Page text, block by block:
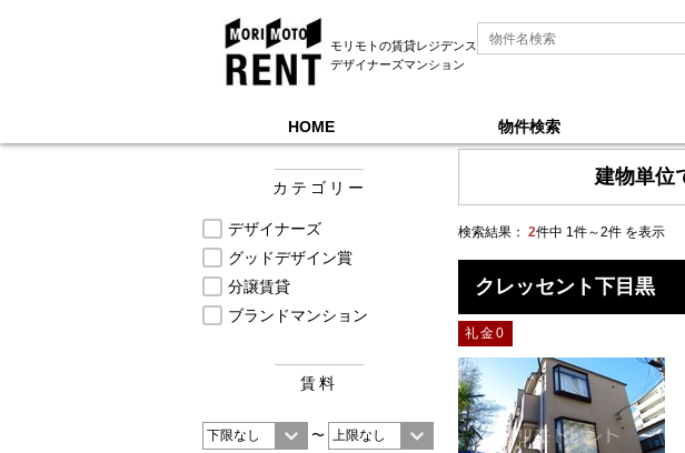
モリモトの賃貸レジデンス
デザイナーズマンション
HOME 物件検索
モリモトレントTOP ＞ 募集中物件一覧, 少し手軽な賃料と契約金でお部屋探し,
建物単位
検索結果： 2件中 1件～2件 を表示
クレッセント下目黒
礼金0
カテゴリー
デザイナーズ
グッドデザイン賞
分譲賃貸
ブランドマンション
賃料
〜